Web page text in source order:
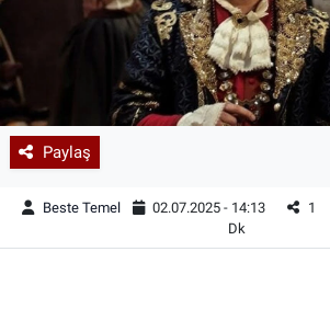
Paylaş
Beste Temel 02.07.2025 - 14:13 1
Dk